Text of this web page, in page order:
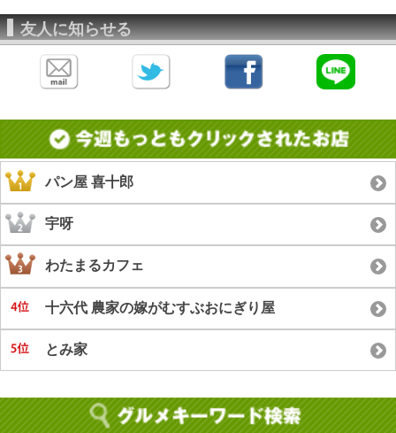
友人に知らせる
パン屋 喜十郎
宇呀
わたまるカフェ
十六代 農家の嫁がむすぶおにぎり屋
とみ家